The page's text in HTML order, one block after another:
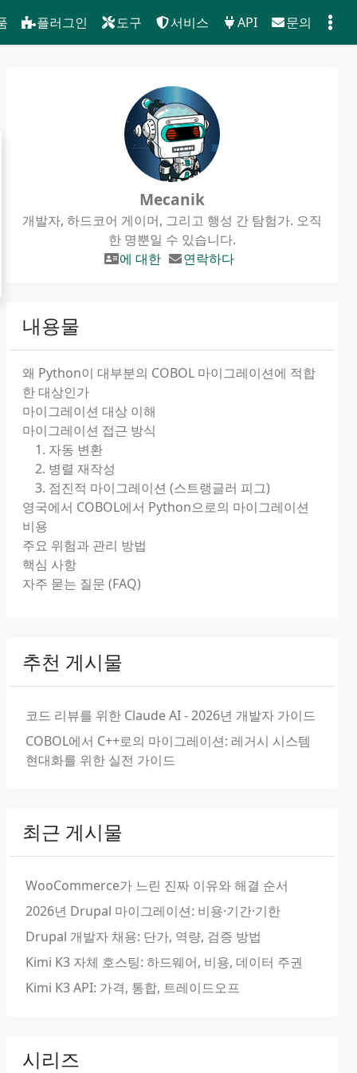
플러그인 도구 서비스 API 문의
Mecanik
개발자, 하드코어 게이머, 그리고 행성 간 탐험가. 오직
한 명뿐일 수 있습니다.
에 대한
연락하다
내용물
왜 Python이 대부분의 COBOL 마이그레이션에 적합
한 대상인가
마이그레이션 대상 이해
마이그레이션 접근 방식
1. 자동 변환
2. 병렬 재작성
3. 점진적 마이그레이션 (스트랭글러 피그)
영국에서 COBOL에서 Python으로의 마이그레이션
비용
주요 위험과 관리 방법
핵심 사항
자주 묻는 질문 (FAQ)
추천 게시물
코드 리뷰를 위한 Claude AI - 2026년 개발자 가이드
COBOL에서 C++로의 마이그레이션: 레거시 시스템
현대화를 위한 실전 가이드
최근 게시물
WooCommerce가 느린 진짜 이유와 해결 순서
2026년 Drupal 마이그레이션: 비용·기간·기한
Drupal 개발자 채용: 단가, 역량, 검증 방법
Kimi K3 자체 호스팅: 하드웨어, 비용, 데이터 주권
Kimi K3 API: 가격, 통합, 트레이드오프
시리즈